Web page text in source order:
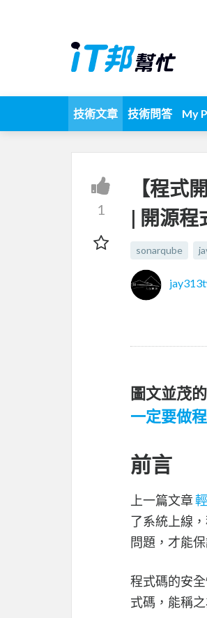
技術文章 技術問答 My
1
【程式
| 開源程
sonarqube
圖文並茂
一定要做
前言
上一篇文章
了系統上線
問題，才能
程式碼的安
式碼，能稱